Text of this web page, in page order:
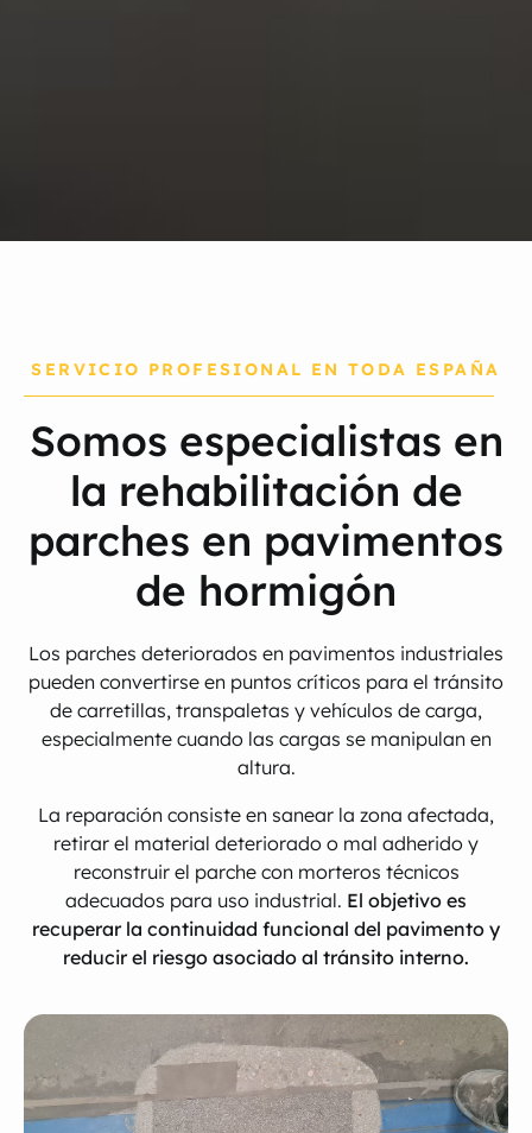
SERVICIO PROFESIONAL EN TODA ESPAÑA
Somos especialistas en
la rehabilitación de
parches en pavimentos
de hormigón
Los parches deteriorados en pavimentos industriales
pueden convertirse en puntos críticos para el tránsito
de carretillas, transpaletas y vehículos de carga,
especialmente cuando las cargas se manipulan en
altura.
La reparación consiste en sanear la zona afectada,
retirar el material deteriorado o mal adherido y
reconstruir el parche con morteros técnicos
adecuados para uso industrial. El objetivo es
recuperar la continuidad funcional del pavimento y
reducir el riesgo asociado al tránsito interno.